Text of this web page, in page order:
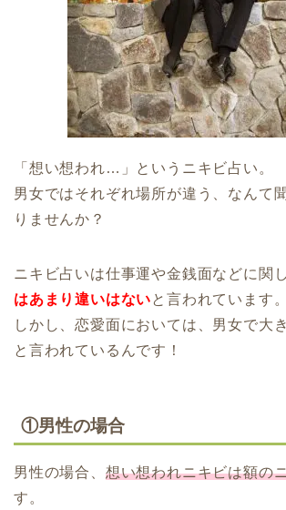
「想い想われ…」というニキビ占い。
男女ではそれぞれ場所が違う、なんて
りませんか？
ニキビ占いは仕事運や金銭面などに関し
はあまり違いはないと言われています。
しかし、恋愛面においては、男女で大
と言われているんです！
①男性の場合
男性の場合、 想い想われニキビは額の
す。